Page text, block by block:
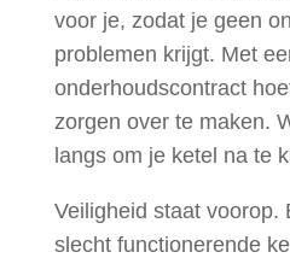
voor je, zodat je geen
problemen krijgt. Met
onderhoudscontract
zorgen over te maken.
langs om je ketel na te
Veiligheid staat voorop.
slecht functionerende